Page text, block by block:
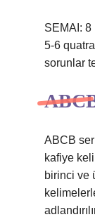
SEMAI: 8
5-6
sorunlar
ABCB
kafiye
birinci ve